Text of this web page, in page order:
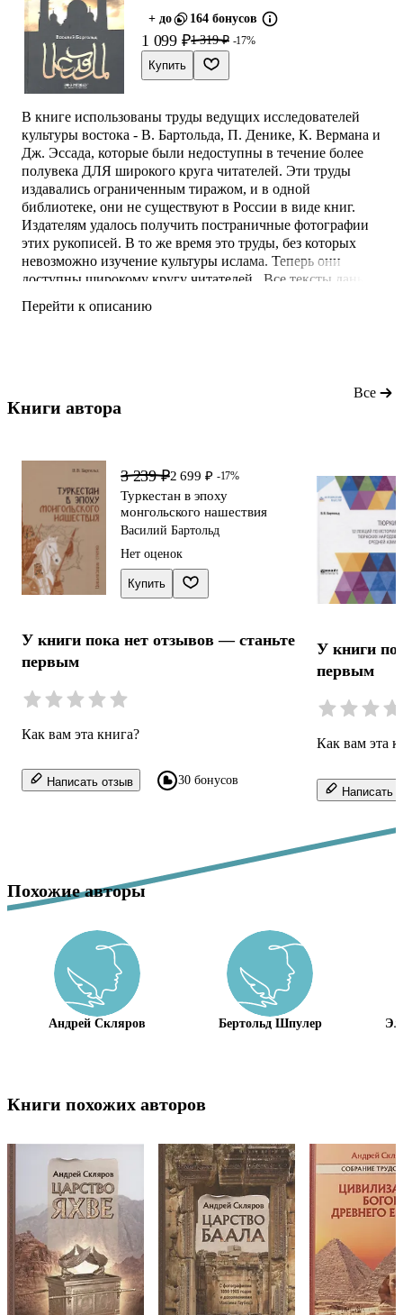
+ до 164 бонусов
1 099 ₽1 319 ₽ -17%
Купить
В книге использованы труды ведущих исследователей
культуры востока - В. Бартольда, П. Денике, К. Вермана и
Дж. Эссада, которые были недоступны в течение более
полувека ДЛЯ широкого круга читателей. Эти труды
издавались ограниченным тиражом, и в одной
библиотеке, они не существуют в России в виде книг.
Издателям удалось получить постраничные фотографии
этих рукописей. В то же время это труды, без которых
невозможно изучение культуры ислама. Теперь они
доступны широкому кругу читателей. .Все тексты даны в
произведениями искусства и уникальной подборкой
Перейти к описанию
Книги автора
Все
3 239 ₽2 699 ₽ -17%
Туркестан в эпоху
монгольского нашествия
Василий Бартольд
Нет оценок
Купить
У книги пока нет отзывов — станьте
первым
Как вам эта книга?
Написать отзыв 30 бонусов
У книги
первым
Как вам эта
Написать
Похожие авторы
Андрей Скляров Бертольд Шпулер
Книги похожих авторов